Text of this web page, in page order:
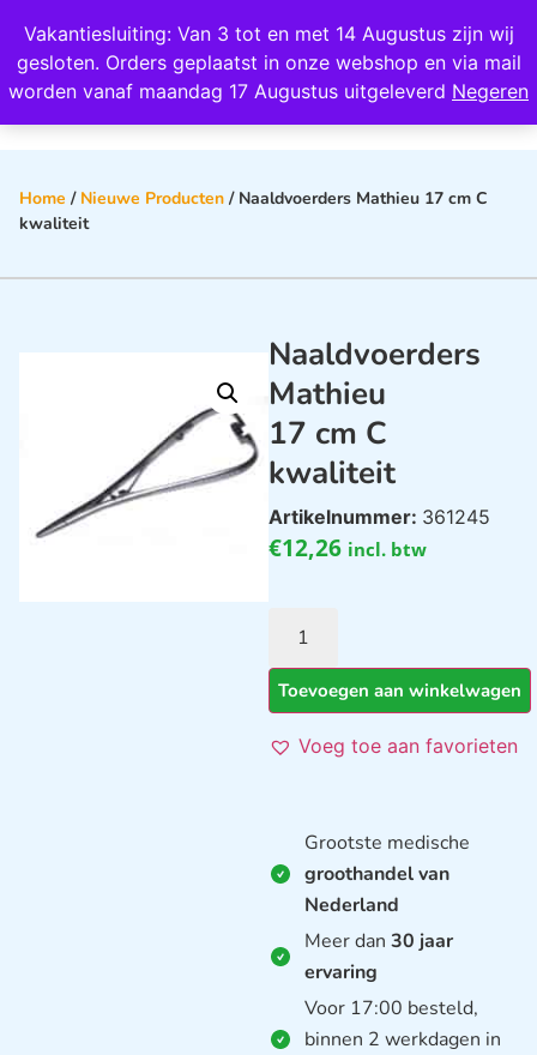
Vakantiesluiting: Van 3 tot en met 14 Augustus zijn wij
gesloten. Orders geplaatst in onze webshop en via mail
worden vanaf maandag 17 Augustus uitgeleverd Negeren
Wij scoren een 4,8 op Google
Home / Nieuwe Producten / Naaldvoerders Mathieu 17 cm C
kwaliteit
Naaldvoerders
Mathieu
17 cm C
kwaliteit
Artikelnummer: 361245
€12,26 incl. btw
Toevoegen aan winkelwagen
Voeg toe aan favorieten
Grootste medische
groothandel van
Nederland
Meer dan 30 jaar
ervaring
Voor 17:00 besteld,
binnen 2 werkdagen in